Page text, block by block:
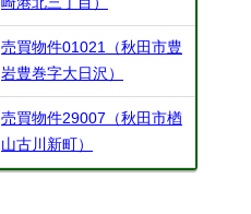
売買物件01021（秋田市豊
岩豊巻字大日沢）
売買物件29007（秋田市楢
山古川新町）